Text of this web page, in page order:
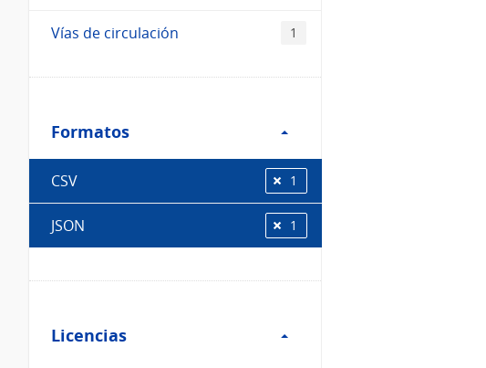
Vías de circulación 1
Formatos
Formatos
CSV 1
JSON 1
Licencias
Licencias